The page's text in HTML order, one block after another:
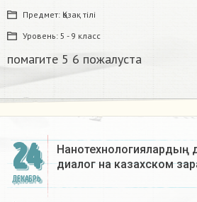
Предмет: Қазақ тiлi
Уровень: 5 - 9 класс
помагите 5 6 пожалуста​
24
ДЕКАБРЬ
диалог на казахском